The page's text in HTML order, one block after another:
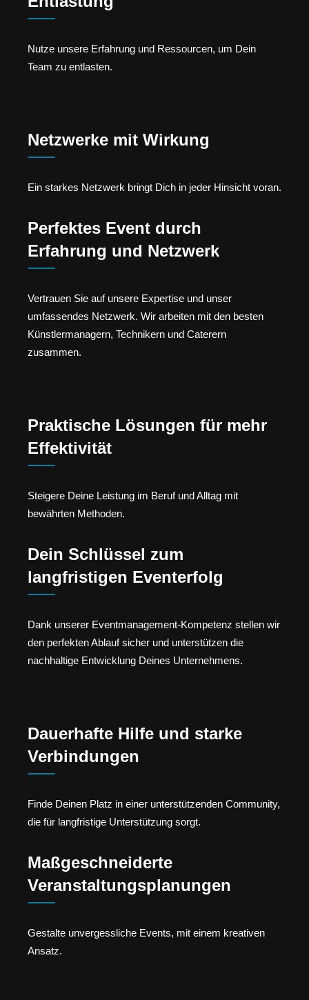
Nutze unsere Erfahrung und Ressourcen, um Dein
Team zu entlasten.
Netzwerke mit Wirkung
Ein starkes Netzwerk bringt Dich in jeder Hinsicht voran.
Perfektes Event durch
Erfahrung und Netzwerk
Vertrauen Sie auf unsere Expertise und unser
umfassendes Netzwerk. Wir arbeiten mit den besten
Künstlermanagern, Technikern und Caterern
zusammen.
Praktische Lösungen für mehr
Effektivität
Steigere Deine Leistung im Beruf und Alltag mit
bewährten Methoden.
Dein Schlüssel zum
langfristigen Eventerfolg
Dank unserer Eventmanagement-Kompetenz stellen wir
den perfekten Ablauf sicher und unterstützen die
nachhaltige Entwicklung Deines Unternehmens.
Dauerhafte Hilfe und starke
Verbindungen
Finde Deinen Platz in einer unterstützenden Community,
die für langfristige Unterstützung sorgt.
Maßgeschneiderte
Veranstaltungsplanungen
Gestalte unvergessliche Events, mit einem kreativen
Ansatz.